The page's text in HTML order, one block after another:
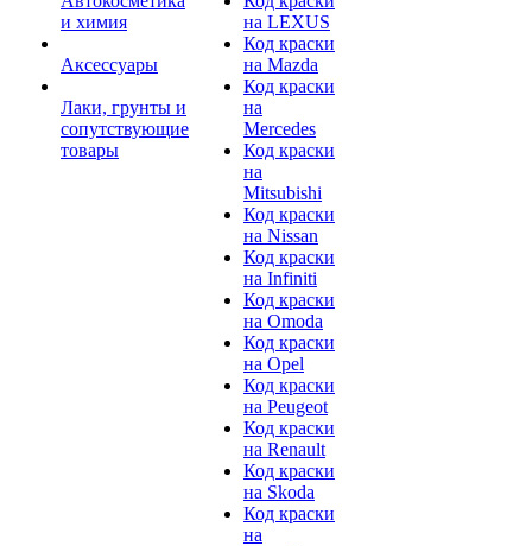
и химия
Аксессуары
Лаки, грунты и
сопутствующие
товары
на LEXUS
Код краски
на Mazda
Код краски
на
Mercedes
Код краски
на
Mitsubishi
Код краски
на Nissan
Код краски
на Infiniti
Код краски
на Omoda
Код краски
на Opel
Код краски
на Peugeot
Код краски
на Renault
Код краски
на Skoda
Код краски
на